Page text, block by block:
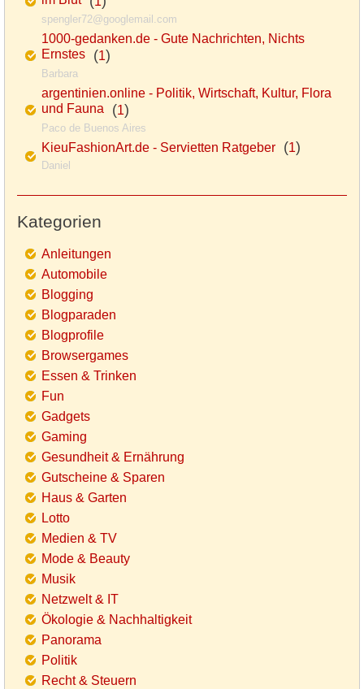
spengler72@googlemail.com
1000-gedanken.de - Gute Nachrichten, Nichts
Ernstes (1)
Barbara
argentinien.online - Politik, Wirtschaft, Kultur, Flora
und Fauna (1)
Paco de Buenos Aires
KieuFashionArt.de - Servietten Ratgeber (1)
Daniel
Kategorien
Anleitungen
Automobile
Blogging
Blogparaden
Blogprofile
Browsergames
Essen & Trinken
Fun
Gadgets
Gaming
Gesundheit & Ernährung
Gutscheine & Sparen
Haus & Garten
Lotto
Medien & TV
Mode & Beauty
Musik
Netzwelt & IT
Ökologie & Nachhaltigkeit
Panorama
Politik
Recht & Steuern